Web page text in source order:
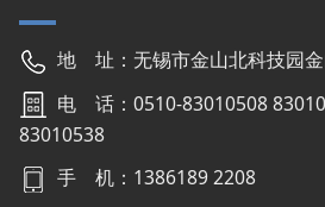
地 址：无锡市金山北科技园
电 话：0510-83010508
83010538
手 机：1386189 2208